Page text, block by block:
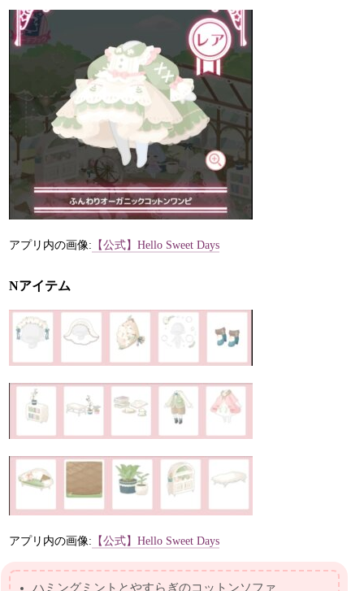
アプリ内の画像: 【公式】Hello Sweet Days
Nアイテム
アプリ内の画像: 【公式】Hello Sweet Days
ハミングミントとやすらぎのコットンソファ